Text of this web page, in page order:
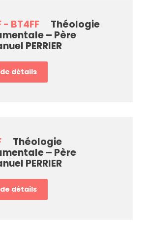
- BT4FF
Théologie
– Père
PERRIER
détails
Théologie
– Père
PERRIER
détails